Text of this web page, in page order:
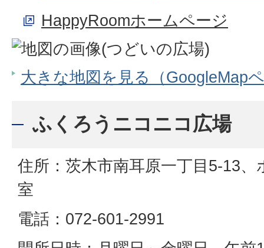
HappyRoomホームページ
大きな地図を見る（GoogleMap
ふくろうニコニコ広場
住所：茨木市南耳原一丁目5-13
室
電話：072-601-2991